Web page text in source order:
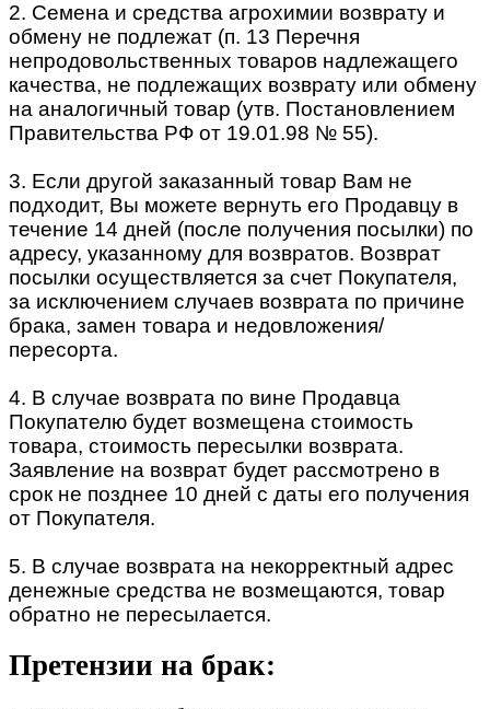
2. Семена и средства агрохимии возврату и
обмену не подлежат (п. 13 Перечня
непродовольственных товаров надлежащего
качества, не подлежащих возврату или обмену
на аналогичный товар (утв. Постановлением
Правительства РФ от 19.01.98 № 55).
3. Если другой заказанный товар Вам не
подходит, Вы можете вернуть его Продавцу в
течение 14 дней (после получения посылки) по
адресу, указанному для возвратов. Возврат
посылки осуществляется за счет Покупателя,
за исключением случаев возврата по причине
брака, замен товара и недовложения/
пересорта.
4. В случае возврата по вине Продавца
Покупателю будет возмещена стоимость
товара, стоимость пересылки возврата.
Заявление на возврат будет рассмотрено в
срок не позднее 10 дней с даты его получения
от Покупателя.
5. В случае возврата на некорректный адрес
денежные средства не возмещаются, товар
обратно не пересылается.
Претензии на брак: